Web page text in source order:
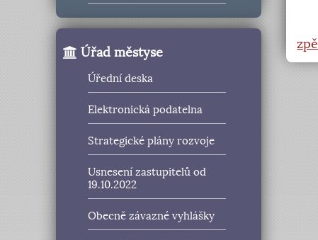
Úřad městyse
Úřední deska
Elektronická podatelna
Strategické plány rozvoje
Usnesení zastupitelů od
19.10.2022
Obecně závazné vyhlášky